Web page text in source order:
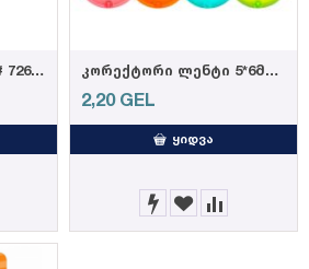
კორექტორი ლენტი # 7264 (DELI) კორექტორი ლენტი 5*6მმH350, DELI
2,20 GEL
ᲧᲘᲓᲕᲐ